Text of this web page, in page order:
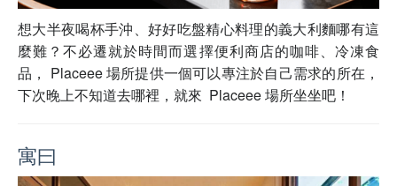
想大半夜喝杯手沖、好好吃盤精心料理的義大利麵哪有這
麼難？不必遷就於時間而選擇便利商店的咖啡、冷凍食
品， Placeee 場所提供一個可以專注於自己需求的所在，
下次晚上不知道去哪裡，就來 Placeee 場所坐坐吧！
寓曰